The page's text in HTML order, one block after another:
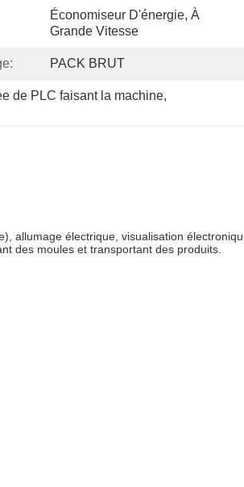
Économiseur D'énergie, À
Grande Vitesse
PACK BRUT
de PLC faisant la machine,
allumage électrique, visualisation
des moules et transportant des produits.